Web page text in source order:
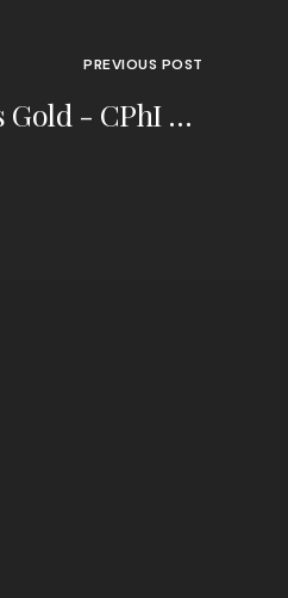
PREVIOUS POST
AM recibe el premio Better Stands Gold - CPhI 2024